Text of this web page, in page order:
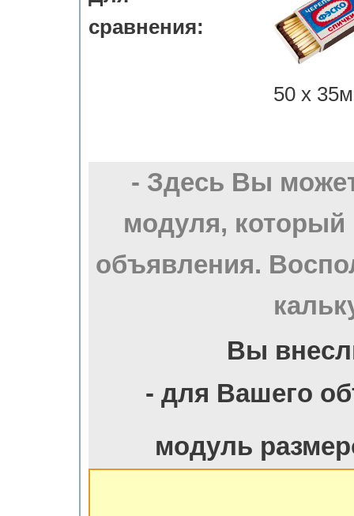
сравнения:
50 х
- Здесь Вы
модуля, который
объявления.
Вы
- для Вашего
модуль